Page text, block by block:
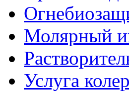
Молярный
Услуга